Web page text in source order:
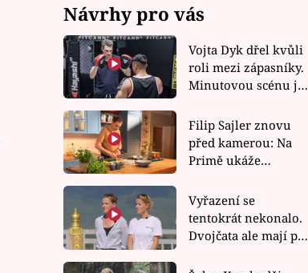
Návrhy pro vás
Vojta Dyk dřel kvůli
roli mezi zápasníky.
Minutovou scénu jel
Filip Sajler znovu
před kamerou: Na
Primě ukáže
rychlé recepty
Vyřazení se
tentokrát nekonalo.
Dvojčata ale mají po